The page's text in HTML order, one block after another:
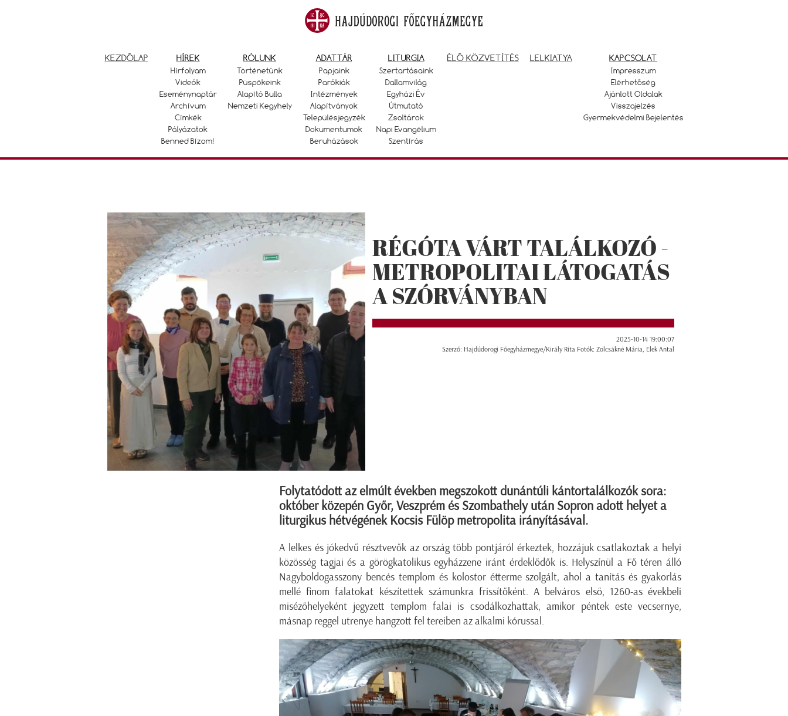
KEZDŐLAP HÍREK
Hírfolyam
Videók
Eseménynaptár
Archívum
Címkék
Pályázatok
Benned Bízom!
RÓLUNK
Történetünk
Püspökeink
Alapító Bulla
Nemzeti Kegyhely
ADATTÁR
Papjaink
Parókiák
Intézmények
Alapítványok
Településjegyzék
Dokumentumok
Beruházások
LITURGIA
Szertartásaink
Dallamvilág
Egyházi Év
Útmutató
Zsoltárok
Napi Evangélium
Szentírás
ÉLŐ KÖZVETÍTÉS LELKIATYA KAPCSOLAT
Impresszum
Elérhetőség
Ajánlott Oldalak
Visszajelzés
Gyermekvédelmi Bejelentés
RÉGÓTA VÁRT TALÁLKOZÓ -
METROPOLITAI LÁTOGATÁS
A SZÓRVÁNYBAN
2025-10-14 19:00:07
Szerző: Hajdúdorogi Főegyházmegye/Király Rita Fotók: Zolcsákné Mária, Elek Antal
Folytatódott az elmúlt években megszokott dunántúli kántortalálkozók sora:
október közepén Győr, Veszprém és Szombathely után Sopron adott helyet a
liturgikus hétvégének Kocsis Fülöp metropolita irányításával.
A lelkes és jókedvű résztvevők az ország több pontjáról érkeztek, hozzájuk csatlakoztak a helyi
közösség tagjai és a görögkatolikus egyházzene iránt érdeklődők is. Helyszínül a Fő téren álló
Nagyboldogasszony bencés templom és kolostor étterme szolgált, ahol a tanítás és gyakorlás
mellé finom falatokat készítettek számunkra frissítőként. A belváros első, 1260-as évekbeli
misézőhelyeként jegyzett templom falai is csodálkozhattak, amikor péntek este vecsernye,
másnap reggel utrenye hangzott fel tereiben az alkalmi kórussal.